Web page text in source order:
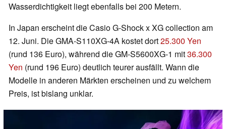
Wasserdichtigkeit liegt ebenfalls bei 200 Metern.
In Japan erscheint die Casio G-Shock x XG collection am
12. Juni. Die GMA-S110XG-4A kostet dort25.300 Yen
(rund 136 Euro), während die GM-S5600XG-1 mit36.300
Yen (rund 196 Euro) deutlich teurer ausfällt. Wann die
Modelle in anderen Märkten erscheinen und zu welchem
Preis, ist bislang unklar.